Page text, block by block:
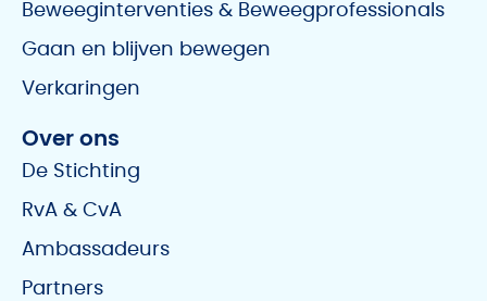
Beweeginterventies & Beweegprofessionals
Gaan en blijven bewegen
Verkaringen
Over ons
De Stichting
RvA & CvA
Ambassadeurs
Partners